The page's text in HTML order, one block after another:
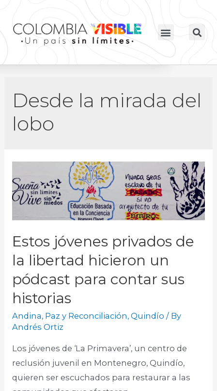
Desde la mirada del
lobo
Estos jóvenes privados de
la libertad hicieron un
pódcast para contar sus
historias
Andina, Paz y Reconciliación,Quindío / By
Andrés Ortiz
Los jóvenes de ‘La Primavera’, un centro de
reclusión juvenil en Montenegro, Quindío,
quieren ser escuchados para restaurar a las